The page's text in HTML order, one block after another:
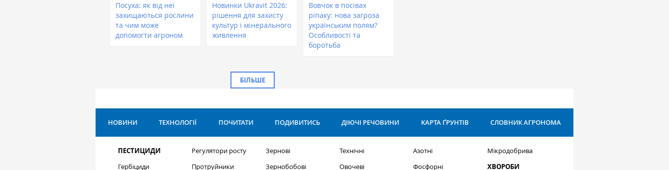
Посуха: як від неї
захищаються рослини
та чим може
допомогти агроном
Новинки Ukravit 2026:
рішення для захисту
культур і мінерального
живлення
Вовчок в посівах
ріпаку: нова загроза
українським полям?
Особливості та
боротьба
БІЛЬШЕ
НОВИНИ ТЕХНОЛОГІЇ ПОЧИТАТИ ПОДИВИТИСЬ ДІЮЧІ РЕЧОВИНИ КАРТА ҐРУНТІВ СЛОВНИК АГРОНОМА
ПЕСТИЦИДИ
Гербіциди
Регулятори росту
Протруйники
Зернові
Зернобобові
Технічні
Овочеві
Азотні
Фосфорні
Мікродобрива
ХВОРОБИ